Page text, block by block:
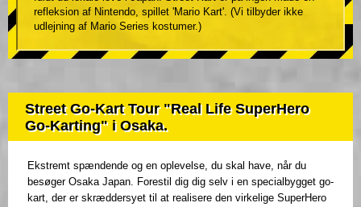
refleksion af Nintendo, spillet 'Mario Kart'. (Vi tilbyder ikke
udlejning af Mario Series kostumer.)
Street Go-Kart Tour "Real Life SuperHero
Go-Karting" i Osaka.
Ekstremt spændende og en oplevelse, du skal have, når du
besøger Osaka Japan. Forestil dig dig selv i en specialbygget go-
kart, der er skræddersyet til at realisere den virkelige SuperHero